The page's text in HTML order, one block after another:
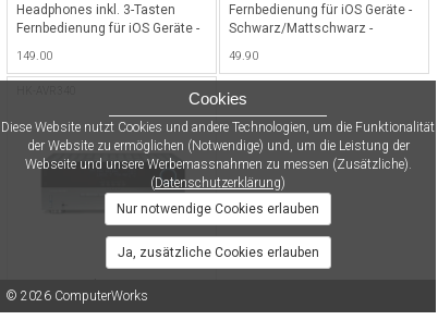
Headphones inkl. 3-Tasten
Fernbedienung für iOS Geräte -
Schwarz
149.00
Fernbedienung für iOS Geräte -
Schwarz/Mattschwarz -
49.90
55W 7.1 Kanal-Audio/Video
Cookies
Diese Website nutzt Cookies und andere Technologien, um die Funktionalität
der Website zu ermöglichen (Notwendige) und, um die Leistung der
Webseite und unsere Werbemassnahmen zu messen (Zusätzliche).
(Datenschutzerklärung)
Nur notwendige Cookies erlauben
Ja, zusätzliche Cookies erlauben
© 2026 ComputerWorks